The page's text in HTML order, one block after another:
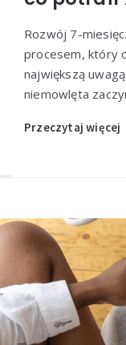
Rozwój 7-
procesem, który
największą
niemowlęta
Przeczytaj więcej